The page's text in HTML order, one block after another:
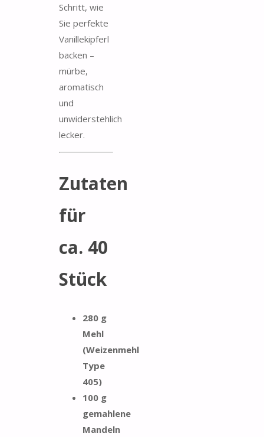
Schritt, wie
Sie perfekte
Vanillekipferl
backen –
mürbe,
aromatisch
und
unwiderstehlich
lecker.
Zutaten
für
ca. 40
Stück
280 g
Mehl
(Weizenmehl
Type
405)
100 g
gemahlene
Mandeln